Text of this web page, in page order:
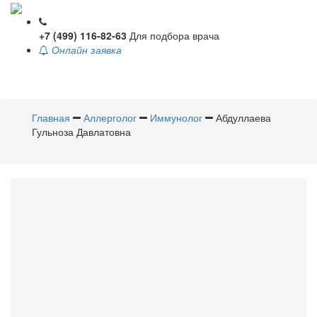
+7 (499) 116-82-63 Для подбора врача
Онлайн заявка
Главная
Аллерголог Иммунолог
Абдуллаева
Гульноза Давлатовна